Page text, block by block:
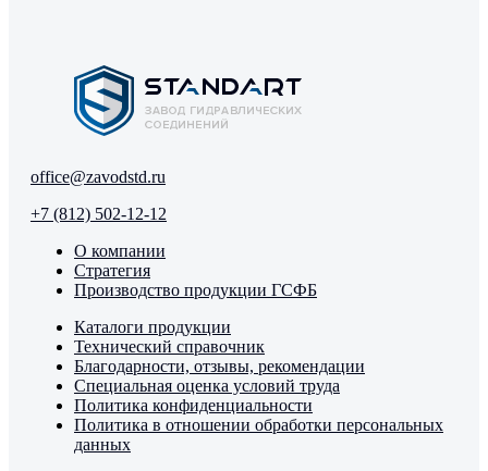
office@zavodstd.ru
+7 (812) 502-12-12
О компании
Стратегия
Производство продукции ГСФБ
Каталоги продукции
Технический справочник
Благодарности, отзывы, рекомендации
Специальная оценка условий труда
Политика конфиденциальности
Политика в отношении обработки персональных
данных